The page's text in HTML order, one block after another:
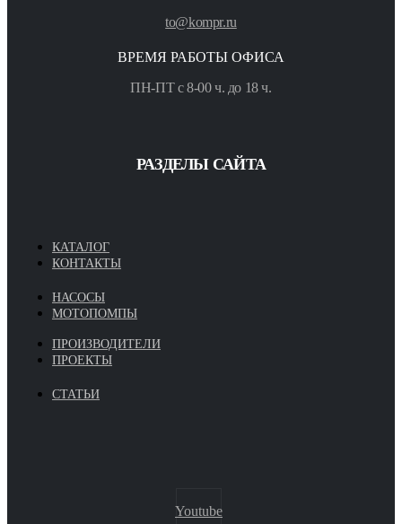
to@kompr.ru
ВРЕМЯ РАБОТЫ ОФИСА
ПН-ПТ с 8-00 ч. до 18 ч.
РАЗДЕЛЫ САЙТА
КАТАЛОГ
КОНТАКТЫ
НАСОСЫ
МОТОПОМПЫ
ПРОИЗВОДИТЕЛИ
ПРОЕКТЫ
СТАТЬИ
Youtube